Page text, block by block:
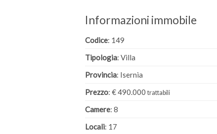
Informazioni immobile
Codice: 149
Tipologia: Villa
Provincia: Isernia
Prezzo: € 490.000 trattabili
Camere: 8
Locali: 17